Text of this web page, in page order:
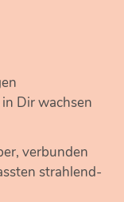
Dir wachsen
verbunden
strahlend-